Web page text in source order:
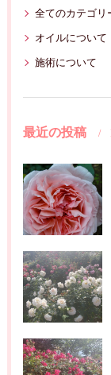
全てのカテゴリ
オイルについて
施術について
最近の投稿